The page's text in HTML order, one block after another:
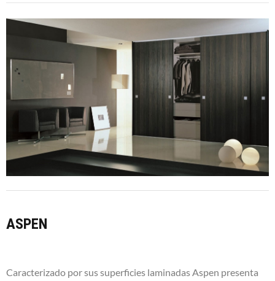
ASPEN
Caracterizado por sus superficies laminadas Aspen presenta